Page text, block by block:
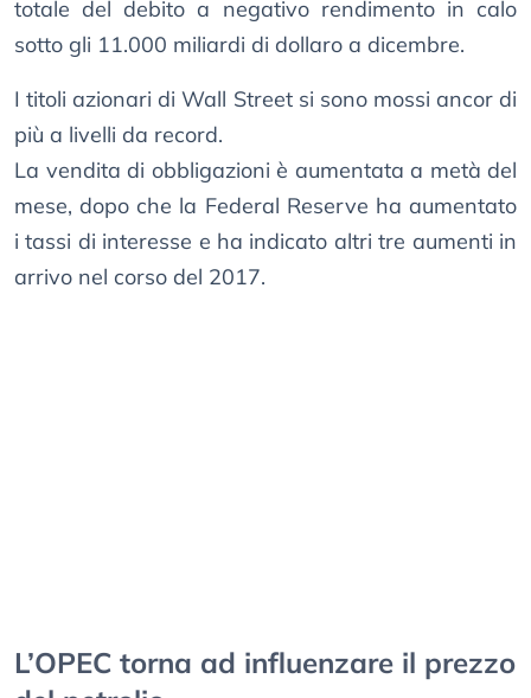
totale del debito a negativo rendimento in calo
sotto gli 11.000 miliardi di dollaro a dicembre.
I titoli azionari di Wall Street si sono mossi ancor di
più a livelli da record.
La vendita di obbligazioni è aumentata a metà del
mese, dopo che la Federal Reserve ha aumentato
i tassi di interesse e ha indicato altri tre aumenti in
arrivo nel corso del 2017.
L’OPEC torna ad influenzare il prezzo